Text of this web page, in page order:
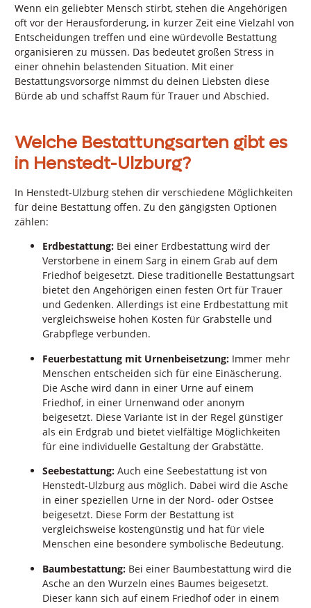
Wenn ein geliebter Mensch stirbt, stehen die Angehörigen
oft vor der Herausforderung, in kurzer Zeit eine Vielzahl von
Entscheidungen treffen und eine würdevolle Bestattung
organisieren zu müssen. Das bedeutet großen Stress in
einer ohnehin belastenden Situation. Mit einer
Bestattungsvorsorge nimmst du deinen Liebsten diese
Bürde ab und schaffst Raum für Trauer und Abschied.
Welche Bestattungsarten gibt es
in Henstedt-Ulzburg?
In Henstedt-Ulzburg stehen dir verschiedene Möglichkeiten
für deine Bestattung offen. Zu den gängigsten Optionen
zählen:
Erdbestattung: Bei einer Erdbestattung wird der
Verstorbene in einem Sarg in einem Grab auf dem
Friedhof beigesetzt. Diese traditionelle Bestattungsart
bietet den Angehörigen einen festen Ort für Trauer
und Gedenken. Allerdings ist eine Erdbestattung mit
vergleichsweise hohen Kosten für Grabstelle und
Grabpflege verbunden.
Feuerbestattung mit Urnenbeisetzung: Immer mehr
Menschen entscheiden sich für eine Einäscherung.
Die Asche wird dann in einer Urne auf einem
Friedhof, in einer Urnenwand oder anonym
beigesetzt. Diese Variante ist in der Regel günstiger
als ein Erdgrab und bietet vielfältige Möglichkeiten
für eine individuelle Gestaltung der Grabstätte.
Seebestattung: Auch eine Seebestattung ist von
Henstedt-Ulzburg aus möglich. Dabei wird die Asche
in einer speziellen Urne in der Nord- oder Ostsee
beigesetzt. Diese Form der Bestattung ist
vergleichsweise kostengünstig und hat für viele
Menschen eine besondere symbolische Bedeutung.
Baumbestattung: Bei einer Baumbestattung wird die
Asche an den Wurzeln eines Baumes beigesetzt.
Dieser kann sich auf einem Friedhof oder in einem